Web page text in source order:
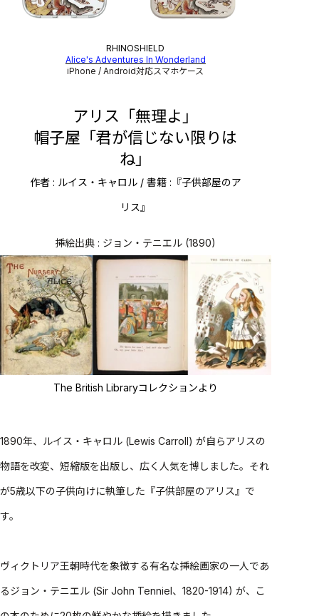
RHINOSHIELD
Alice's Adventures In Wonderland
iPhone / Android対応スマホケース
アリス「無理よ」
帽子屋「君が信じない限りは
ね」
作者 : ルイス・キャロル / 書籍 :『子供部屋のア
リス』
挿絵出典 : ジョン・テニエル (1890)
The British Libraryコレクションより
1890年、ルイス・キャロル (Lewis Carroll) が自らアリスの
物語を改変、短縮版を出版し、広く人気を博しました。それ
が5歳以下の子供向けに執筆した『子供部屋のアリス』で
す。
ヴィクトリア王朝時代を象徴する有名な挿絵画家の一人であ
るジョン・テニエル (Sir John Tenniel、1820-1914) が、こ